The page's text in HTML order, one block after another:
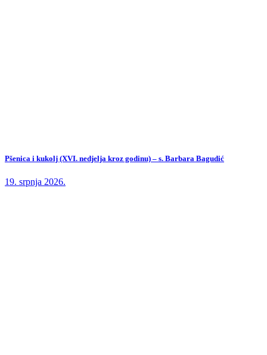
Pšenica i kukolj (XVI. nedjelja kroz godinu) – s. Barbara Bagudić
19. srpnja 2026.